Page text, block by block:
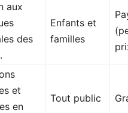
aux
des
Enfants et
familles
et
en
Tout public